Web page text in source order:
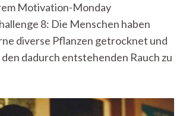
Motivation-Monday
8: Die Menschen haben
diverse Pflanzen getrocknet und
dadurch entstehenden Rauch zu